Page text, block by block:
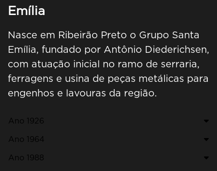
Emília
Nasce em Ribeirão Preto o Grupo Santa
Emília, fundado por Antônio Diederichsen,
com atuação inicial no ramo de serraria,
ferragens e usina de peças metálicas para
engenhos e lavouras da região.
Ano 1926
Ano 1964
Ano 1988